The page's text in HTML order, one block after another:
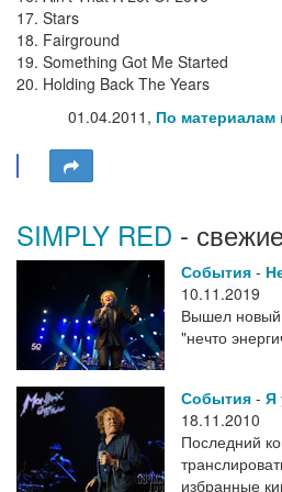
17. Stars
18. Fairground
19. Something Got Me Started
20. Holding Back The Years
01.04.2011, По материалам
SIMPLY RED -
События -
10.11.2019
Вышел новый
"нечто
События - Я
18.11.2010
Последний
избранные